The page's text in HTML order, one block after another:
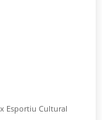
Esportiu Cultural